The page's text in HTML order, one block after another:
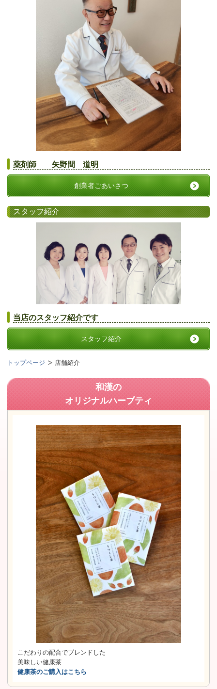
薬剤師 矢野間 道明
創業者ごあいさつ
スタッフ紹介
当店のスタッフ紹介です
スタッフ紹介
トップページ 店舗紹介
和漢の
オリジナルハーブティ
こだわりの配合でブレンドした
美味しい健康茶
健康茶のご購入はこちら